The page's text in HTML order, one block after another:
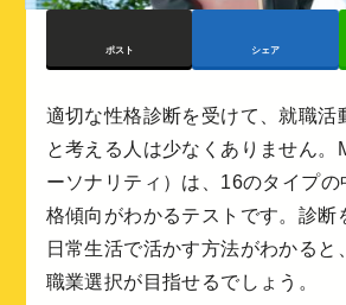
ポスト シェア
適切な性格診断を受けて、就職活
と考える人は少なくありません。
ーソナリティ）は、16のタイプの
格傾向がわかるテストです。診断
日常生活で活かす方法がわかると
職業選択が目指せるでしょう。